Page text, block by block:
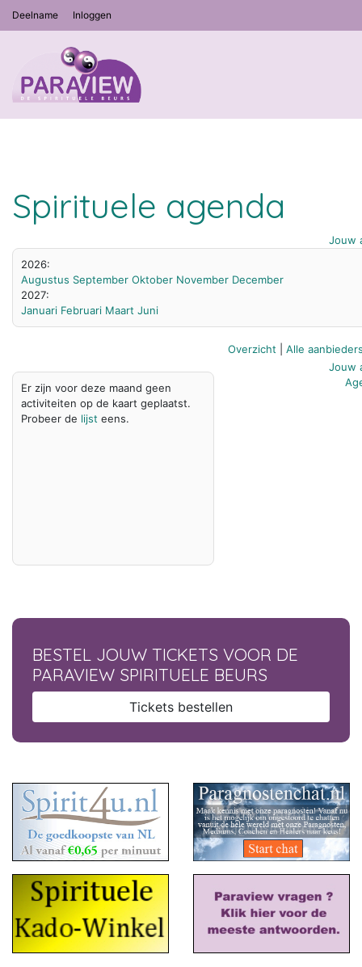
Deelname Inloggen
Spirituele agenda
Jouw
2026:
Augustus September Oktober November December
2027:
Januari Februari Maart Juni
Overzicht Alle
Er zijn voor deze maand geen
activiteiten op de kaart geplaatst.
Probeer de lijst eens.
Jouw
BESTEL JOUW TICKETS VOOR DE
PARAVIEW SPIRITUELE BEURS
Tickets bestellen